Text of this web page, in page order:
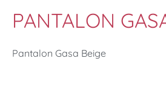
PANTALON
Pantalon Gasa Beige